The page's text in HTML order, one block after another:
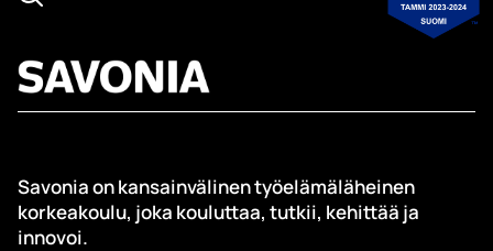
Savonia on kansainvälinen työelämäläheinen
korkeakoulu, joka kouluttaa, tutkii, kehittää ja
innovoi.